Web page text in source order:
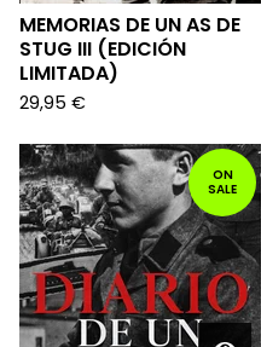
MEMORIAS DE UN AS DE
STUG III (EDICIÓN
LIMITADA)
29,95 €
ON
SALE